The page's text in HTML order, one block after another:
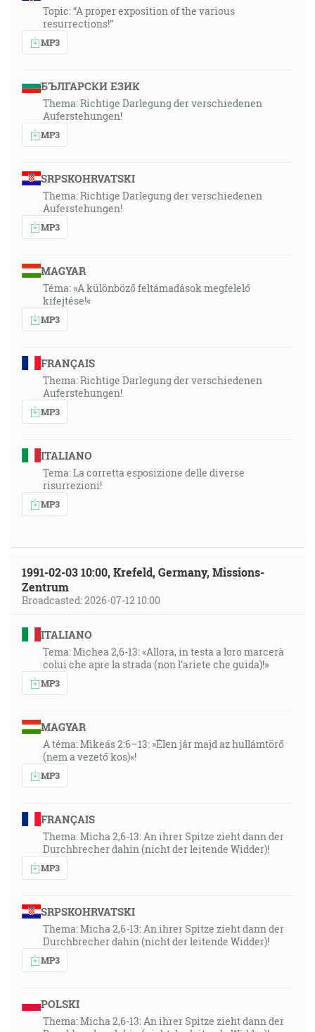
Topic: “A proper exposition of the various
resurrections!”
MP3
БЪЛГАРСКИ ЕЗИК
Thema: Richtige Darlegung der verschiedenen
Auferstehungen!
MP3
SRPSKOHRVATSKI
Thema: Richtige Darlegung der verschiedenen
Auferstehungen!
MP3
MAGYAR
Téma: »A különböző feltámadások megfelelő
kifejtése!«
MP3
FRANÇAIS
Thema: Richtige Darlegung der verschiedenen
Auferstehungen!
MP3
ITALIANO
Tema: La corretta esposizione delle diverse
risurrezioni!
MP3
1991-02-03 10:00, Krefeld, Germany, Missions-
Zentrum
Broadcasted: 2026-07-12 10:00
ITALIANO
Tema: Michea 2,6-13: «Allora, in testa a loro marcerà
colui che apre la strada (non l’ariete che guida)!»
MP3
MAGYAR
A téma: Mikeás 2:6–13: »Élen jár majd az hullámtörő
(nem a vezető kos)«!
MP3
FRANÇAIS
Thema: Micha 2,6-13: An ihrer Spitze zieht dann der
Durchbrecher dahin (nicht der leitende Widder)!
MP3
SRPSKOHRVATSKI
Thema: Micha 2,6-13: An ihrer Spitze zieht dann der
Durchbrecher dahin (nicht der leitende Widder)!
MP3
POLSKI
Thema: Micha 2,6-13: An ihrer Spitze zieht dann der